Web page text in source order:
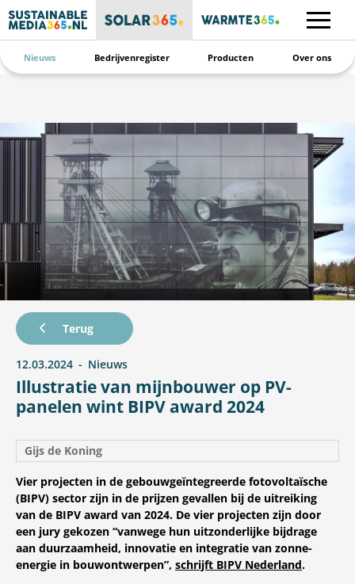
Nieuws Bedrijvenregister Producten Over ons
Illustratie van mijnbouwer op PV-
panelen wint BIPV award 2024
Terug
12.03.2024 Nieuws
Gijs de Koning
Vier projecten in de gebouwgeïntegreerde fotovoltaïsche
(BIPV) sector zijn in de prijzen gevallen bij de uitreiking
van de BIPV award van 2024. De vier projecten zijn door
een jury gekozen “vanwege hun uitzonderlijke bijdrage
aan duurzaamheid, innovatie en integratie van zonne-
energie in bouwontwerpen”, schrijft BIPV Nederland.